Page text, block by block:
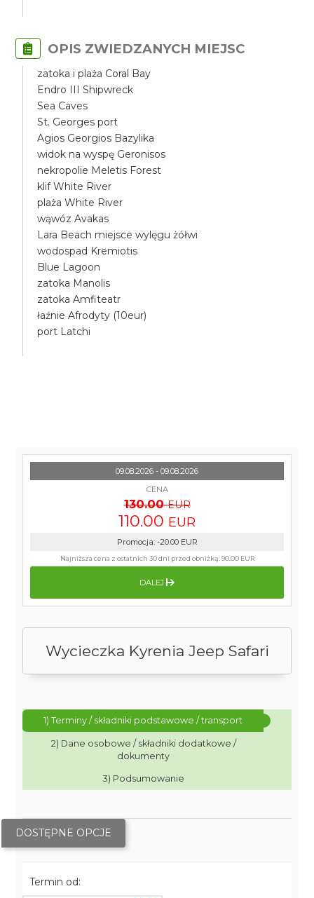
OPIS ZWIEDZANYCH MIEJSC
zatoka i plaża Coral Bay
Endro III Shipwreck
Sea Caves
St. Georges port
Agios Georgios Bazylika
widok na wyspę Geronisos
nekropolie Meletis Forest
klif White River
plaża White River
wąwóz Avakas
Lara Beach miejsce wylęgu żółwi
wodospad Kremiotis
Blue Lagoon
zatoka Manolis
zatoka Amfiteatr
łaźnie Afrodyty (10eur)
port Latchi
Wycieczka Kyrenia Jeep Safari
1) Terminy / składniki podstawowe / transport
2) Dane osobowe / składniki dodatkowe /
dokumenty
3) Podsumowanie
DOSTĘPNE OPCJE
Termin od:
09.08.2026 - 09.08.2026
CENA
130.00 EUR
110.00 EUR
Promocja: -20.00 EUR
Najniższa cena z ostatnich 30 dni przed obniżką:90.00 EUR
DALEJ